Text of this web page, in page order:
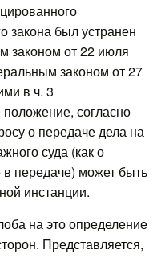
закона был устранен
законом от 22 июля
законом от 27
в ч. 3
согласно
о передаче дела на
суда (как о
в передаче) может быть
инстанции.
на это определение
Представляется,